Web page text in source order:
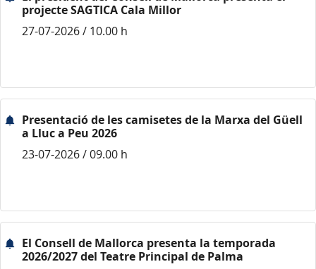
projecte SAGTICA Cala Millor
27-07-2026 / 10.00 h
Presentació de les camisetes de la Marxa del Güell
a Lluc a Peu 2026
23-07-2026 / 09.00 h
El Consell de Mallorca presenta la temporada
2026/2027 del Teatre Principal de Palma